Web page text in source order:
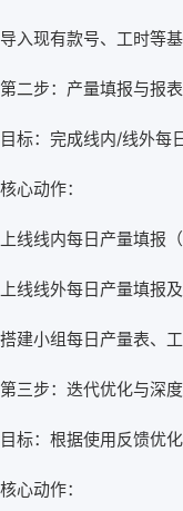
导入现有款号、工时等
第二步：产量填报与报
目标：完成线内/线外每
核心动作：
上线线内每日产量填报
上线线外每日产量填报
搭建小组每日产量表、
第三步：迭代优化与深
目标：根据使用反馈优
核心动作：